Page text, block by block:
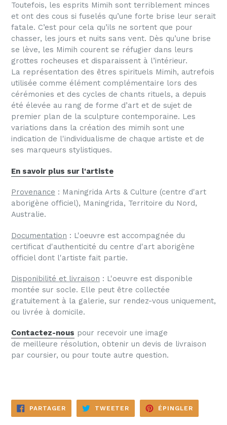
Toutefois, les esprits Mimih sont terriblement minces
et ont des cous si fuselés qu’une forte brise leur serait
fatale. C’est pour cela qu’ils ne sortent que pour
chasser, les jours et nuits sans vent. Dès qu’une brise
se lève, les Mimih courent se réfugier dans leurs
grottes rocheuses et disparaissent à l’intérieur.
La représentation des êtres spirituels Mimih, autrefois
utilisée comme élément complémentaire lors des
cérémonies et des cycles de chants rituels, a depuis
été élevée au rang de forme d’art et de sujet de
premier plan de la sculpture contemporaine. Les
variations dans la création des mimih sont une
indication de l'individualisme de chaque artiste et de
ses marqueurs stylistiques.
En savoir plus sur l'artiste
Provenance : Maningrida Arts & Culture (centre d'art
aborigène officiel), Maningrida, Territoire du Nord,
Australie.
Documentation : L'oeuvre est accompagnée du
certificat d'authenticité du centre d'art aborigène
officiel dont l'artiste fait partie.
Disponibilité et livraison : L'oeuvre est disponible
montée sur socle. Elle peut être collectée
gratuitement à la galerie, sur rendez-vous uniquement,
ou livrée à domicile.
Contactez-nous pour recevoir une image
de meilleure résolution, obtenir un devis de livraison
par coursier, ou pour toute autre question.
PARTAGERPARTAGER
SUR
FACEBOOK
TWEETER TWEETER
TWITTER
ÉPINGLER